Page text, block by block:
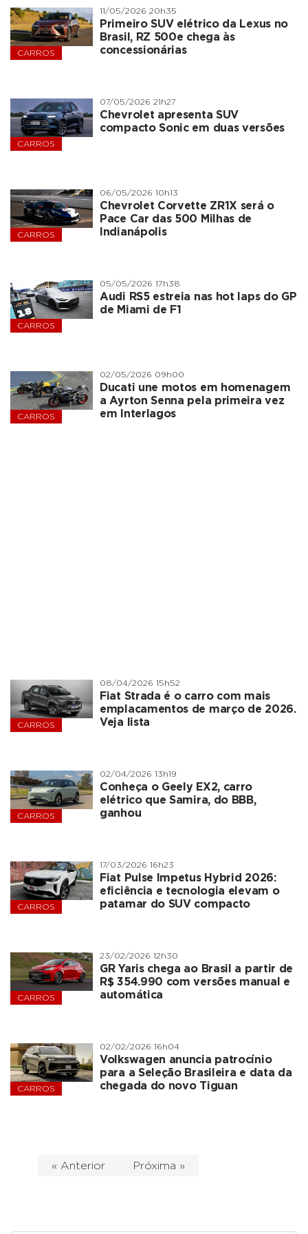
CARROS
11/05/2026 20h35
Primeiro SUV elétrico da Lexus no
Brasil, RZ 500e chega às
concessionárias
CARROS
07/05/2026 21h27
Chevrolet apresenta SUV
compacto Sonic em duas versões
CARROS
06/05/2026 10h13
Chevrolet Corvette ZR1X será o
Pace Car das 500 Milhas de
Indianápolis
CARROS
05/05/2026 17h38
Audi RS5 estreia nas hot laps do GP
de Miami de F1
CARROS
02/05/2026 09h00
Ducati une motos em homenagem
a Ayrton Senna pela primeira vez
em Interlagos
CARROS
08/04/2026 15h52
Fiat Strada é o carro com mais
emplacamentos de março de 2026.
Veja lista
CARROS
02/04/2026 13h19
Conheça o Geely EX2, carro
elétrico que Samira, do BBB,
ganhou
CARROS
17/03/2026 16h23
Fiat Pulse Impetus Hybrid 2026:
eficiência e tecnologia elevam o
patamar do SUV compacto
CARROS
23/02/2026 12h30
GR Yaris chega ao Brasil a partir de
R$ 354.990 com versões manual e
automática
CARROS
02/02/2026 16h04
Volkswagen anuncia patrocínio
para a Seleção Brasileira e data da
chegada do novo Tiguan
« Anterior Próxima »